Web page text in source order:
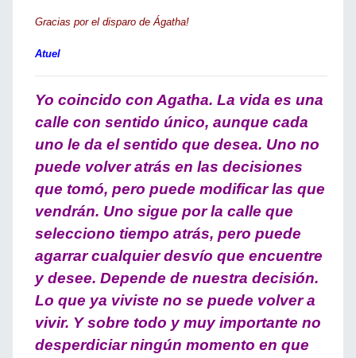
Gracias por el disparo de Ágatha!
Atuel
Yo coincido con Agatha. La vida es una
calle con sentido único, aunque cada
uno le da el sentido que desea. Uno no
puede volver atrás en las decisiones
que tomó, pero puede modificar las que
vendrán. Uno sigue por la calle que
selecciono tiempo atrás, pero puede
agarrar cualquier desvío que encuentre
y desee. Depende de nuestra decisión.
Lo que ya viviste no se puede volver a
vivir. Y sobre todo y muy importante no
desperdiciar ningún momento en que